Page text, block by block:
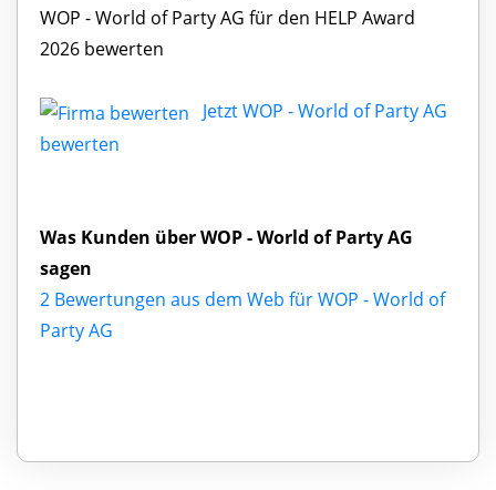
WOP - World of Party AG für den HELP Award
2026 bewerten
Jetzt WOP - World of Party AG
bewerten
Was Kunden über WOP - World of Party AG
sagen
2 Bewertungen aus dem Web für WOP - World of
Party AG